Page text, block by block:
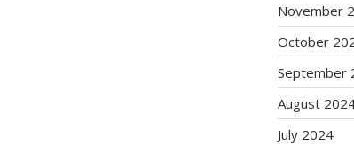
November
October
September
August
July 2024